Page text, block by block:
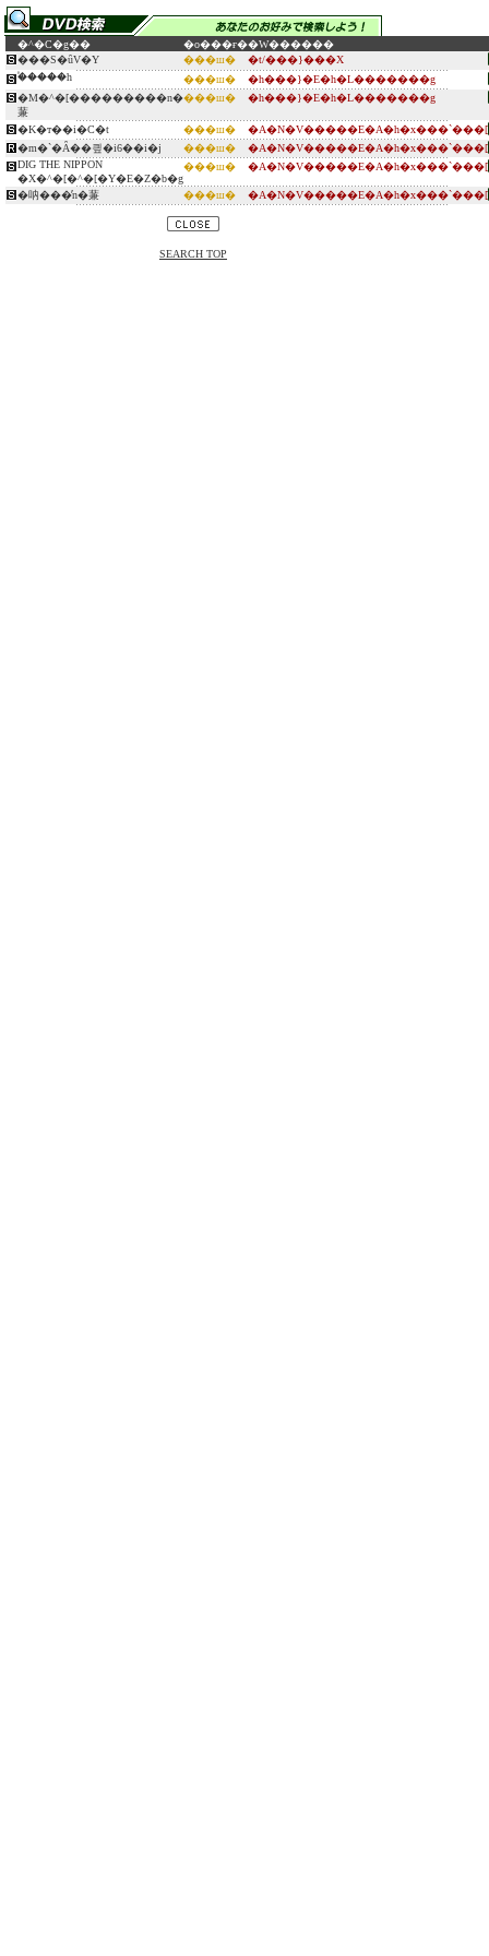
�^�C�g�� �o���ғ��W������
���S�ȗV�Y
���ш�
�t/���}���X
�֓����h
���ш�
�h���}�E�h�L�������g
�M�^�[���������n�
蒹
���ш� �h���}�E�h�L�������g
�K�т��i�C�t ���ш�
�A�N�V�����E�A�h�x���`���[
�m�`�Ȃ��킢�i6��i�j
���ш�
�A�N�V�����E�A�h�x���`���[
DIG THE NIPPON
�X�^�[�^�[�Y�E�Z�b�g
���ш� �A�N�V�����E�A�h�x���`���[
�呐���̓n�蒹 ���ш� �A�N�V�����E�A�h�x���`���[
SEARCH TOP